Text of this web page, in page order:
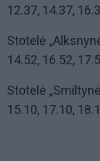
12.37, 14.37,
Stotelė
14.52, 16.52,
Stotelė
15.10, 17.10,